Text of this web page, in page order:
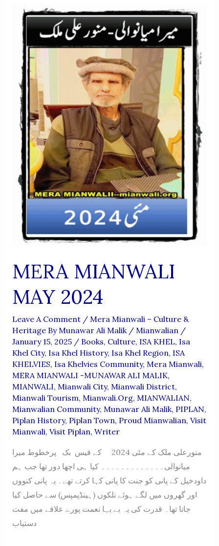
Vedios
MERA MIANWALI
MAY 2024
Leave A Comment / Mera Mianwali – Culture &
Heritage By Munawar Ali Malik/ Mianwalian /
January 15, 2025 / Books, Culture, ISA KHEL, Isa
Khel City, Isa Khel History, Isa Khel Region, ISA
KHELVIES, Isa Khelvies Community, Mera Mianwali,
MERA MIANWALI -MUNAWAR ALI MALIK,
MIANWALI, Mianwali City, Mianwali District,
Mianwali Tourism, Mianwali.org, MIANWALIAN,
Mianwalian Community, Munawar Ali Malik, PIPLAN,
Piplan History, Piplan Town, Proud Mianwalian, Visit
Mianwali, Visit Piplan, Writer
منورعلی ملک کے مئی 2024 کے فیس بک پرخطوط میرا
میانوالی۔۔۔۔۔۔۔۔۔۔۔۔۔ کیا ہی اچھا دور تھا جب ہم
داودخیل کے پانی کو جنت کا پانی کہا کرتے تھے۔ یہ پانی کنووں
اور گھروں میں لگے ہوئے نلکوں (ہینڈپمپس) سے حاصل کیا
جاتا تھا۔ قدرت کی یہ بے بہا نعمت پورے علاقے میں مفت
دستیاب